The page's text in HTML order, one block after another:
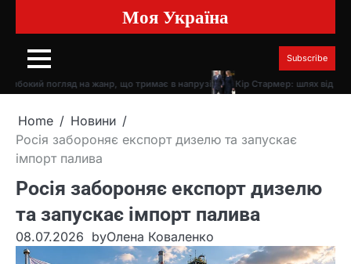
content
Моя Україна
Subscribe
погляд на жанр, що тримає в напрузі Кір Стармер: шлях від
Home
Новини
Росія забороняє експорт дизелю та запускає
імпорт палива
Росія забороняє експорт дизелю
та запускає імпорт палива
08.07.2026 byОлена Коваленко